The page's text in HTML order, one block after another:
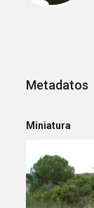
Metadatos
Miniatura